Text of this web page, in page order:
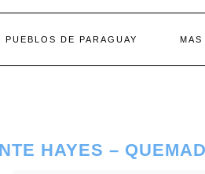
PUEBLOS DE PARAGUAY MAS
HAYES –